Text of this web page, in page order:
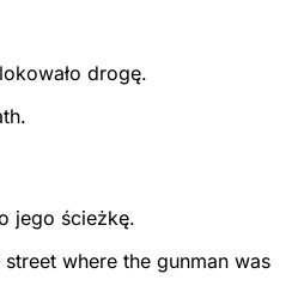
drogę.
jego ścieżkę.
where the gunman was